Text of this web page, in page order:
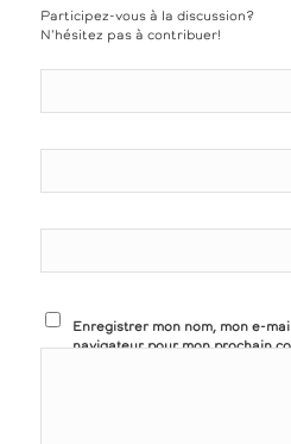
Participez-vous à la discussion?
N'hésitez pas à contribuer!
Enregistrer mon nom, mon e-
navigateur pour mon prochain